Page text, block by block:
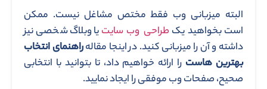
البته میزبانی وب فقط مختص مشاغل نیست. ممکن
است بخواهید یکطراحی وب سایتیا وبلاگ شخصی نیز
داشته و آن را میزبانی کنید. در اینجا مقالهراهنمای انتخاب
بهترین هاست را ارائه خواهیم داد، تا بتوانید با انتخابی
صحیح، صفحات وب موفقی را ایجاد نمایید.